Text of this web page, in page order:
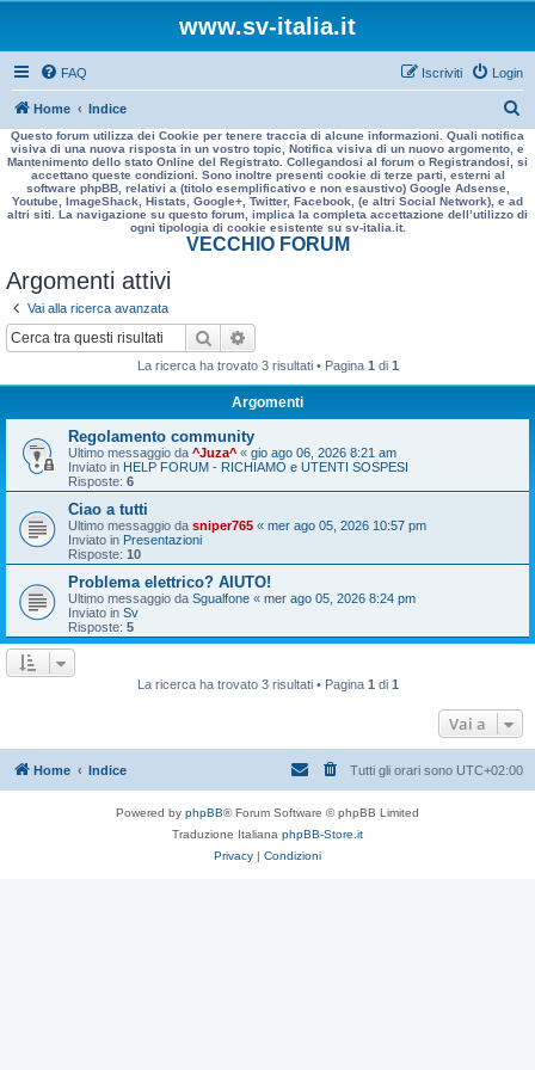
www.sv-italia.it
FAQ Login
Iscriviti
Home Indice
e
r
a
Questo forum utilizza dei Cookie per tenere traccia di alcune informazioni. Quali notifica
visiva di una nuova risposta in un vostro topic, Notifica visiva di un nuovo argomento, e
Mantenimento dello stato Online del Registrato. Collegandosi al forum o Registrandosi, si
accettano queste condizioni. Sono inoltre presenti cookie di terze parti, esterni al
software phpBB, relativi a (titolo esemplificativo e non esaustivo) Google Adsense,
Youtube, ImageShack, Histats, Google+, Twitter, Facebook, (e altri Social Network), e ad
altri siti. La navigazione su questo forum, implica la completa accettazione dell’utilizzo di
ogni tipologia di cookie esistente su sv-italia.it.
VECCHIO FORUM
Argomenti attivi
Vai alla ricerca avanzata
Cerca
La ricerca ha trovato 3 risultati • Pagina 1 di 1
Argomenti
Regolamento community
Ultimo messaggio da ^Juza^ « gio ago 06, 2026 8:21 am
Inviato in HELP FORUM - RICHIAMO e UTENTI SOSPESI
Risposte: 6
Ciao a tutti
Ultimo messaggio da sniper765 « mer ago 05, 2026 10:57 pm
Inviato in Presentazioni
Risposte: 10
Problema elettrico? AIUTO!
Ultimo messaggio da Sgualfone « mer ago 05, 2026 8:24 pm
Inviato in Sv
Risposte: 5
La ricerca ha trovato 3 risultati • Pagina 1 di 1
Vai a
Home Indice Tutti gli orari sono UTC+02:00
Powered by phpBB® Forum Software © phpBB Limited
Traduzione Italiana phpBB-Store.it
Privacy | Condizioni